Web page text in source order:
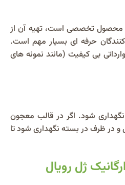
محصول تخصصی است، تهیه آن از
حرفه‌ ای بسیار مهم است.
بی‌ کیفیت (مانند نمونه‌ های
شود. اگر در قالب معجون
در ظرف در بسته نگهداری شود تا
ژل رویال